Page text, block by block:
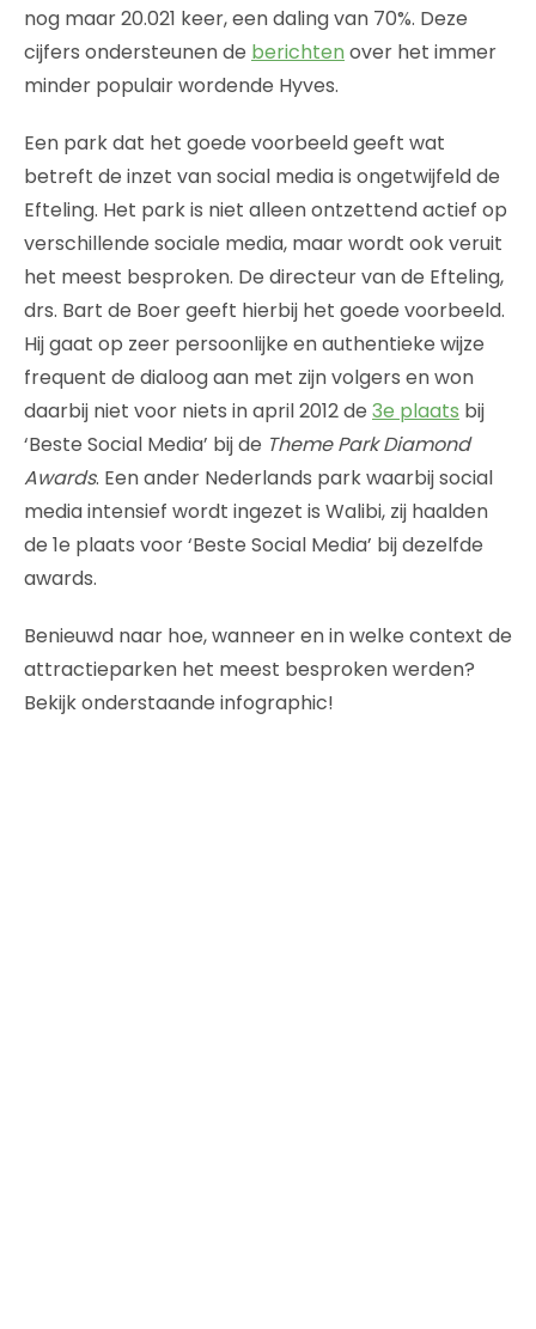
nog maar 20.021 keer, een daling van 70%. Deze
cijfers ondersteunen de berichten over het immer
minder populair wordende Hyves.
Een park dat het goede voorbeeld geeft wat
betreft de inzet van social media is ongetwijfeld de
Efteling. Het park is niet alleen ontzettend actief op
verschillende sociale media, maar wordt ook veruit
het meest besproken. De directeur van de Efteling,
drs. Bart de Boer geeft hierbij het goede voorbeeld.
Hij gaat op zeer persoonlijke en authentieke wijze
frequent de dialoog aan met zijn volgers en won
daarbij niet voor niets in april 2012 de 3e plaats bij
‘Beste Social Media’ bij de Theme Park Diamond
Awards. Een ander Nederlands park waarbij social
media intensief wordt ingezet is Walibi, zij haalden
de 1e plaats voor ‘Beste Social Media’ bij dezelfde
awards.
Benieuwd naar hoe, wanneer en in welke context de
attractieparken het meest besproken werden?
Bekijk onderstaande infographic!